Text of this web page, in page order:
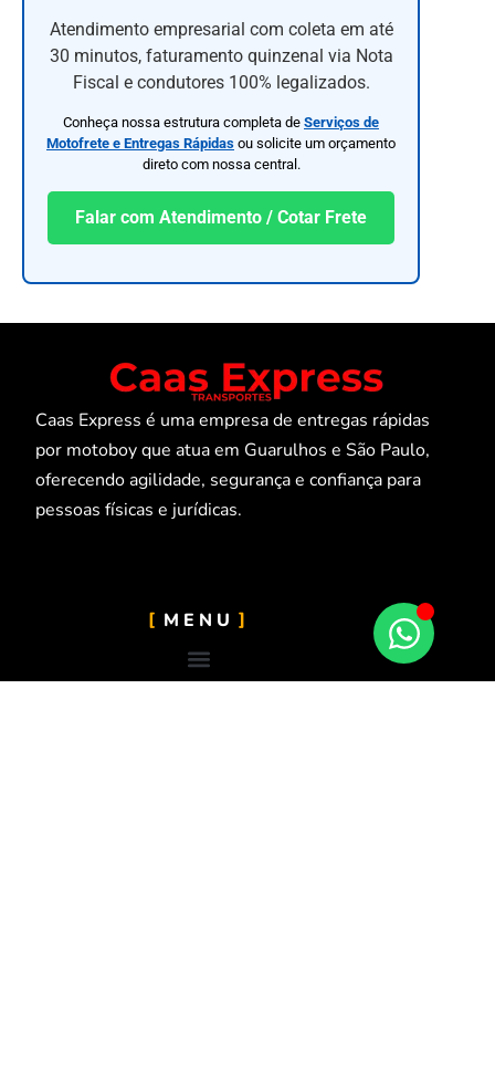
Atendimento empresarial com coleta em até
30 minutos, faturamento quinzenal via Nota
Fiscal e condutores 100% legalizados.
Conheça nossa estrutura completa de Serviços de
Motofrete e Entregas Rápidas ou solicite um orçamento
direto com nossa central.
Falar com Atendimento / Cotar Frete
Caas Express é uma empresa de entregas rápidas
por motoboy que atua em Guarulhos e São Paulo,
oferecendo agilidade, segurança e confiança para
pessoas físicas e jurídicas.
MENU